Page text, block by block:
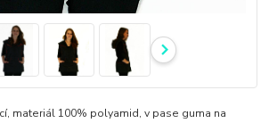
materiál 100% polyamid, v pase guma na